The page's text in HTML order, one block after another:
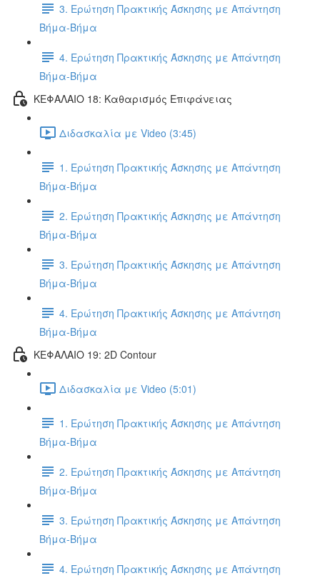
3. Ερώτηση Πρακτικής Άσκησης με Απάντηση
Βήμα-Βήμα
4. Ερώτηση Πρακτικής Άσκησης με Απάντηση
Βήμα-Βήμα
ΚΕΦΑΛΑΙΟ 18: Καθαρισμός Επιφάνειας
Διδασκαλία με Video (3:45)
1. Ερώτηση Πρακτικής Άσκησης με Απάντηση
Βήμα-Βήμα
2. Ερώτηση Πρακτικής Άσκησης με Απάντηση
Βήμα-Βήμα
3. Ερώτηση Πρακτικής Άσκησης με Απάντηση
Βήμα-Βήμα
4. Ερώτηση Πρακτικής Άσκησης με Απάντηση
Βήμα-Βήμα
ΚΕΦΑΛΑΙΟ 19: 2D Contour
Διδασκαλία με Video (5:01)
1. Ερώτηση Πρακτικής Άσκησης με Απάντηση
Βήμα-Βήμα
2. Ερώτηση Πρακτικής Άσκησης με Απάντηση
Βήμα-Βήμα
3. Ερώτηση Πρακτικής Άσκησης με Απάντηση
Βήμα-Βήμα
4. Ερώτηση Πρακτικής Άσκησης με Απάντηση